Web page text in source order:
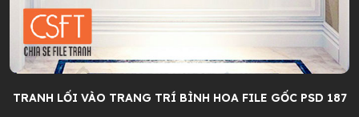
TRANH LỐI VÀO TRANG TRÍ BÌNH HOA FILE GỐC PSD 187